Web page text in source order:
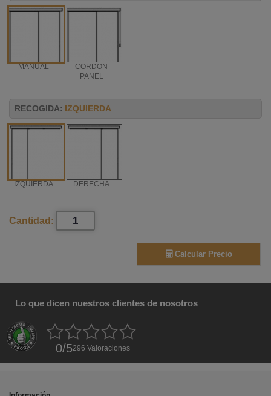
MANUAL
CORDON
PANEL
RECOGIDA: IZQUIERDA
IZQUIERDA DERECHA
Cantidad:
Calcular Precio
Lo que dicen nuestros clientes de nosotros
0/5296 Valoraciones